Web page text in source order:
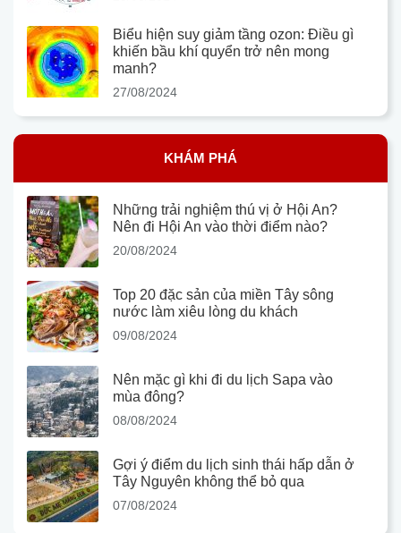
Biểu hiện suy giảm tầng ozon: Điều gì
khiến bầu khí quyển trở nên mong
manh?
27/08/2024
KHÁM PHÁ
Những trải nghiệm thú vị ở Hội An?
Nên đi Hội An vào thời điểm nào?
20/08/2024
Top 20 đặc sản của miền Tây sông
nước làm xiêu lòng du khách
09/08/2024
Nên mặc gì khi đi du lịch Sapa vào
mùa đông?
08/08/2024
Gợi ý điểm du lịch sinh thái hấp dẫn ở
Tây Nguyên không thể bỏ qua
07/08/2024